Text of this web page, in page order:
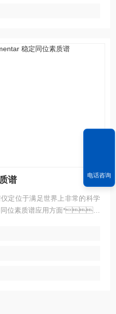
品而没有阴影效应。
谱
定位于满足世界上非常的科学
位素质谱应用方面*，
着显著优势，能在任何应用
学和食品认证等领域专家的
到七十年代初。历经八
电话咨询